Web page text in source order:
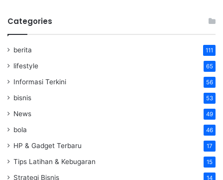
Categories
berita 111
lifestyle 65
Informasi Terkini 56
bisnis 53
News 49
bola 46
HP & Gadget Terbaru 17
Tips Latihan & Kebugaran 15
Strategi Bisnis 14